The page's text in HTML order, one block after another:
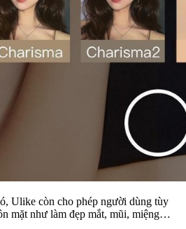
Ulike còn cho phép người dùng tùy
mặt như làm đẹp mắt, mũi, miệng…